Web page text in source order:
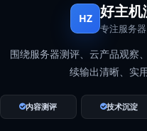
HZ 好主机
专注服务
围绕服务器测评、云产品观察
续输出清晰、实
内容测评 技术沉淀